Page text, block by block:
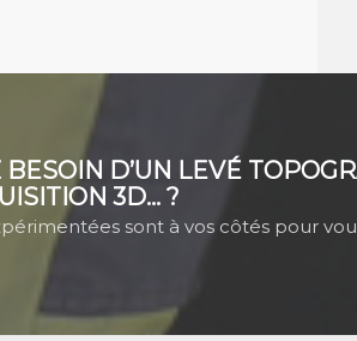
D’UN LEVÉ
3D… ?
sont à vos côtés pour